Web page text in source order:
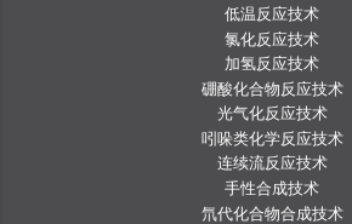
低温反应技术
氯化反应技术
加氢反应技术
硼酸化合物反应技术
光气化反应技术
吲哚类化学反应技术
连续流反应技术
手性合成技术
氘代化合物合成技术